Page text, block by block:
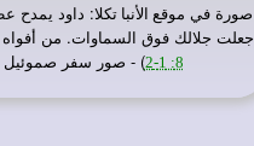
صورة في موقع الأنبا تكلا: داود يمدح
جعلت جلالك فوق السماوات. من
8: 1-2 ) - صور سفر صموئيل الأول، رسم